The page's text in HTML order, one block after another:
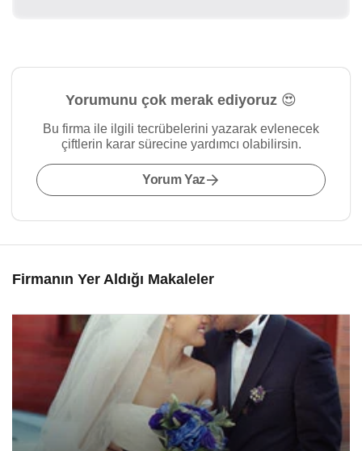
Yorumunu çok merak ediyoruz 😍
Bu firma ile ilgili tecrübelerini yazarak evlenecek
çiftlerin karar sürecine yardımcı olabilirsin.
Yorum Yaz
Firmanın Yer Aldığı Makaleler